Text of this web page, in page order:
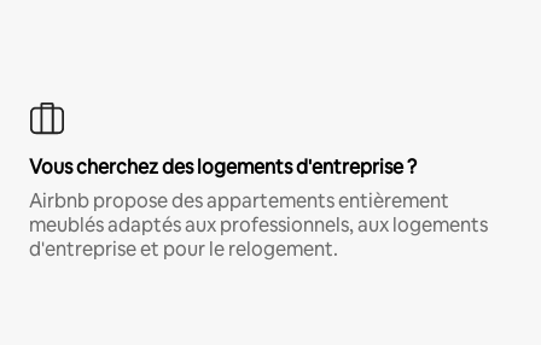
Vous cherchez des logements d'entreprise ?
Airbnb propose des appartements entièrement
meublés adaptés aux professionnels, aux logements
d'entreprise et pour le relogement.